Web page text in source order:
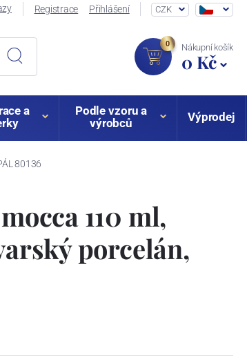
Registrace Přihlášení CZK
0 Nákupní košík
0 Kč
a
Podle vzoru a
výrobců
Výprodej
80136
110 ml,
porcelán,